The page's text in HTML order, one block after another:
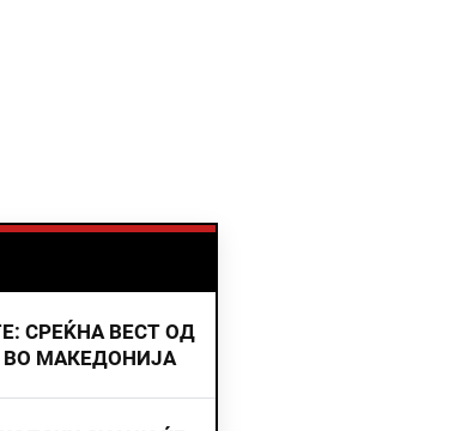
СРЕЌНА ВЕСТ ОД
ВО МАКЕДОНИЈА